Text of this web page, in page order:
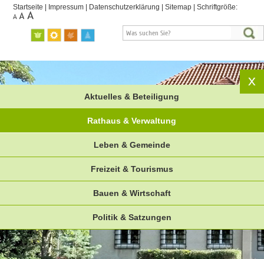
Startseite Impressum Datenschutzerklärung |Sitemap |Schriftgröße:
Aktuelles & Beteiligung
Rathaus & Verwaltung
Leben & Gemeinde
Freizeit & Tourismus
Bauen & Wirtschaft
Politik & Satzungen